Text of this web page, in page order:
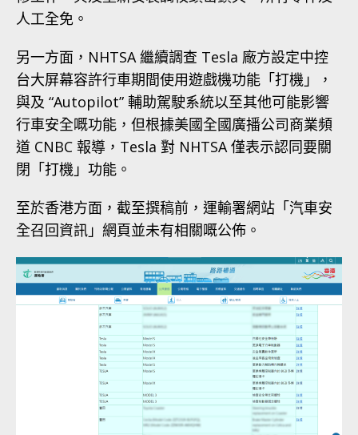
人工全免。
另一方面，NHTSA 繼續調查 Tesla 廠方設定中控
台大屏幕容許行車期間使用遊戲機功能「打機」，
與及 “Autopilot” 輔助駕駛系統以至其他可能影響
行車安全嘅功能，但根據美國全國廣播公司商業頻
道 CNBC 報導，Tesla 對 NHTSA 僅表示認同要關
閉「打機」功能。
至於香港方面，截至撰稿前，運輸署網站「汽車安
全召回資訊」網頁並未有相關嘅公佈。